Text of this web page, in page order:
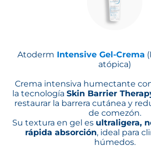
Atoderm Intensive Gel-Crema
atópica)
Crema intensiva humectante
la tecnología Skin Barrier
restaurar la barrera cutánea y
de comezón.
Su textura en gel es ultraligera,
rápida absorción, ideal para
húmedos.